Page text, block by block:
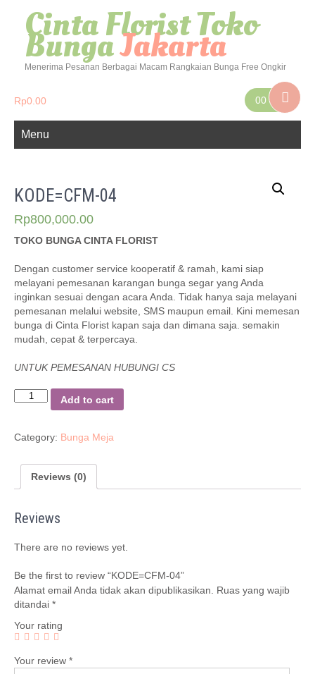
Cinta Florist Toko
BungaJakarta
Menerima Pesanan Berbagai Macam Rangkaian Bunga Free Ongkir
00
Rp0.00
Menu
KODE=CFM-04
Rp800,000.00
TOKO BUNGA CINTA FLORIST
Dengan customer service kooperatif & ramah, kami siap
melayani pemesanan karangan bunga segar yang Anda
inginkan sesuai dengan acara Anda. Tidak hanya saja melayani
pemesanan melalui website, SMS maupun email. Kini memesan
bunga di Cinta Florist kapan saja dan dimana saja. semakin
mudah, cepat & terpercaya.
UNTUK PEMESANAN HUBUNGI CS
Quantity Add to cart
Category: Bunga Meja
Reviews (0)
Reviews
There are no reviews yet.
Be the first to review “KODE=CFM-04”
Alamat email Anda tidak akan dipublikasikan. Ruas yang wajib
ditandai *
Your rating
Your review *